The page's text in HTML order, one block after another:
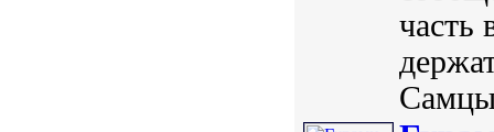
часть